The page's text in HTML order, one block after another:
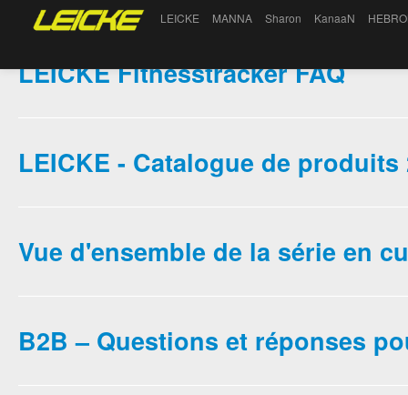
LEICKE MANNA Sharon KanaaN
LEICKE Fitnesstracker FAQ
LEICKE - Catalogue de produits
Vue d'ensemble de la série en
B2B – Questions et réponses